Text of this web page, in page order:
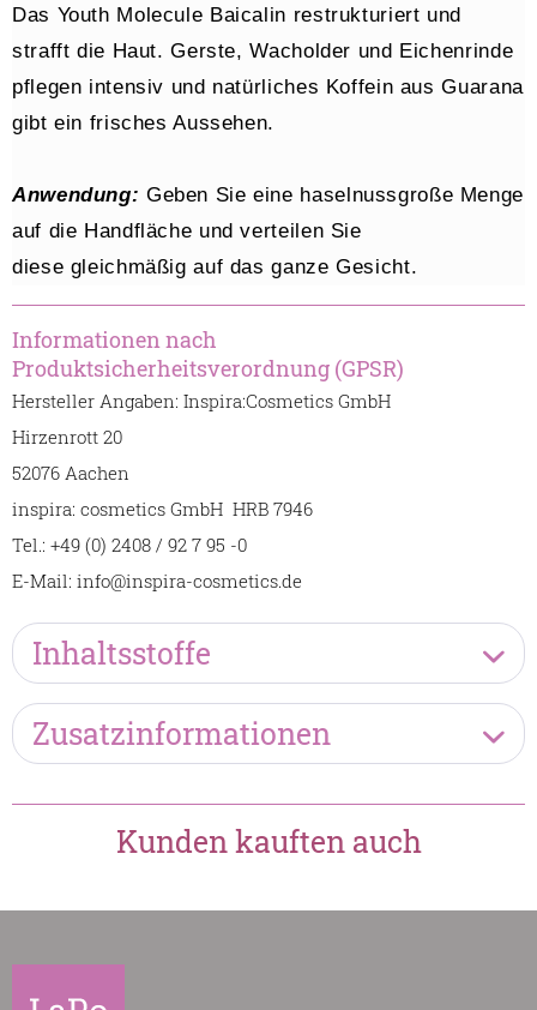
Das Youth Molecule Baicalin restrukturiert und
strafft die Haut. Gerste, Wacholder und Eichenrinde
pflegen intensiv und natürliches Koffein aus Guarana
gibt ein frisches Aussehen.
Anwendung: Geben Sie eine haselnussgroße Menge
auf die Handfläche und verteilen Sie
diese gleichmäßig auf das ganze Gesicht.
Informationen nach
Produktsicherheitsverordnung (GPSR)
Hersteller Angaben: Inspira:Cosmetics GmbH
Hirzenrott 20
52076 Aachen
inspira: cosmetics GmbH HRB 7946
Tel.: +49 (0) 2408 / 92 7 95 -0
E-Mail: info@inspira-cosmetics.de
Inhaltsstoffe
Zusatzinformationen
Kunden kauften auch